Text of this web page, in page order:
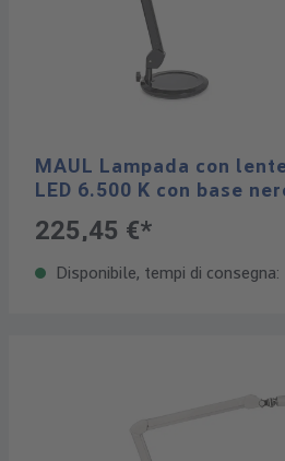
MAUL Lampada con
LED 6.500 K con base
225,45 €*
Disponibile, tempi di